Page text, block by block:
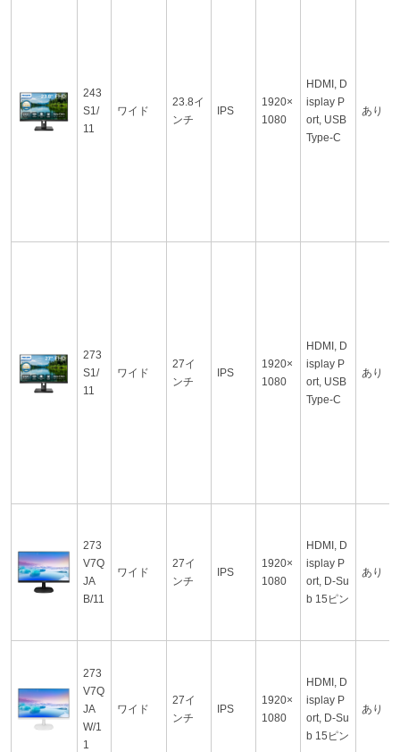
243
S1/
11
ワイド
23.8イ
ンチ
IPS
1920×
1080
HDMI, D
isplay P
ort, USB
Type-C
あり
273
S1/
11
ワイド
27イ
ンチ
IPS
1920×
1080
HDMI, D
isplay P
ort, USB
Type-C
あり
273
V7Q
JA
B/11
ワイド
27イ
ンチ
IPS
1920×
1080
HDMI, D
isplay P
ort, D-Su
b 15ピン
あり
273
V7Q
JA
W/1
1
ワイド
27イ
ンチ
IPS
1920×
1080
HDMI, D
isplay P
ort, D-Su
b 15ピン
あり